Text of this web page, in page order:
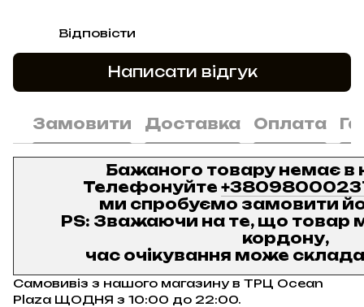
Відповісти
Написати відгук
Замовити Доставка Оплата
Бажаного товару немає в
Телефонуйте
ми спробуємо замовити
PS: Зважаючи на те, що товар
кордону,
час очікування може
Самовивіз з нашого магазину в ТРЦ Ocean
Plaza ЩОДНЯ з 10:00 до 22:00.